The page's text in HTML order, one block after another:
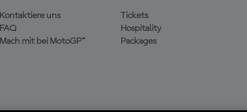
Kontaktiere uns
FAQ
Mach mit bei MotoGP™
Tickets
Hospitality
Packages